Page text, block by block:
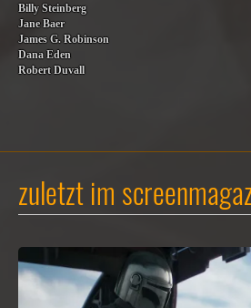
Billy Steinberg
Jane Baer
James G. Robinson
Dana Eden
Robert Duvall
zuletzt im